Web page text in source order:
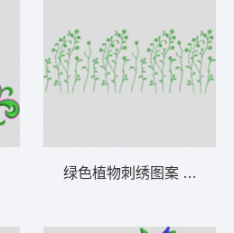
绿色植物刺绣图案 花型